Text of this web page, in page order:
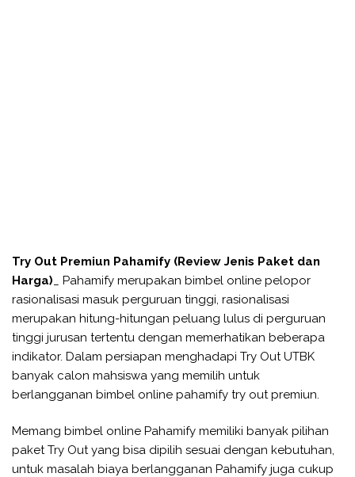
Try Out Premiun Pahamify (Review Jenis Paket dan
Harga) _ Pahamify merupakan bimbel online pelopor
rasionalisasi masuk perguruan tinggi, rasionalisasi
merupakan hitung-hitungan peluang lulus di perguruan
tinggi jurusan tertentu dengan memerhatikan beberapa
indikator. Dalam persiapan menghadapi Try Out UTBK
banyak calon mahsiswa yang memilih untuk
berlangganan bimbel online pahamify try out premiun.
Memang bimbel online Pahamify memiliki banyak pilihan
paket Try Out yang bisa dipilih sesuai dengan kebutuhan,
untuk masalah biaya berlangganan Pahamify juga cukup